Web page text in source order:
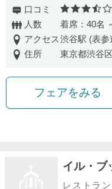
口コミ
人数
着席：40名
アクセス渋谷駅 (表参
住所
東京都渋谷
フェアをみる
イル・ブ
レストラ